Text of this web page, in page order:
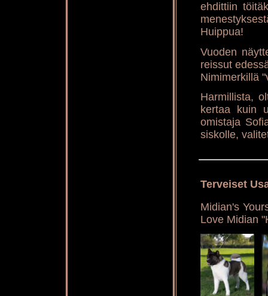
ehdittiin
Huippua!
Vuoden
reissut
Nimimerkillä
Harmillista,
kertaa kuin
omistaja
siskolle,
Terveiset
Midian's
Love Midian